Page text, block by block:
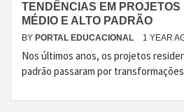
TENDÊNCIAS EM
MÉDIO E ALTO PADRÃO
BY PORTAL EDUCACIONAL 1 YEAR
Nos últimos anos, os projetos
padrão passaram por